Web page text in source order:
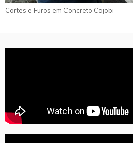
Cortes e Furos em Concreto Cajobi